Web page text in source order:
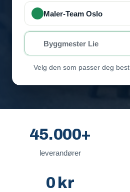
Maler-Team Oslo
Byggmester Lie
Velg den som passer deg best
45.000+
leverandører
0 kr